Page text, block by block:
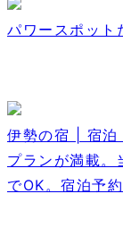
パワースポット
伊勢の宿 | 宿泊
プランが満載。
でOK。宿泊予